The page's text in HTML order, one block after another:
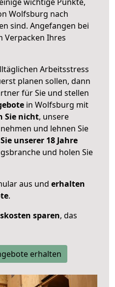
Wolfsburg nach
sind. Angefangen bei
Verpacken Ihres
Arbeitsstress
planen sollen, dann
für Sie und stellen
in Wolfsburg mit
Sie nicht, unsere
und lehnen Sie
unserer 18 Jahre
und holen Sie
aus und erhalten
.
sparen, das
erhalten